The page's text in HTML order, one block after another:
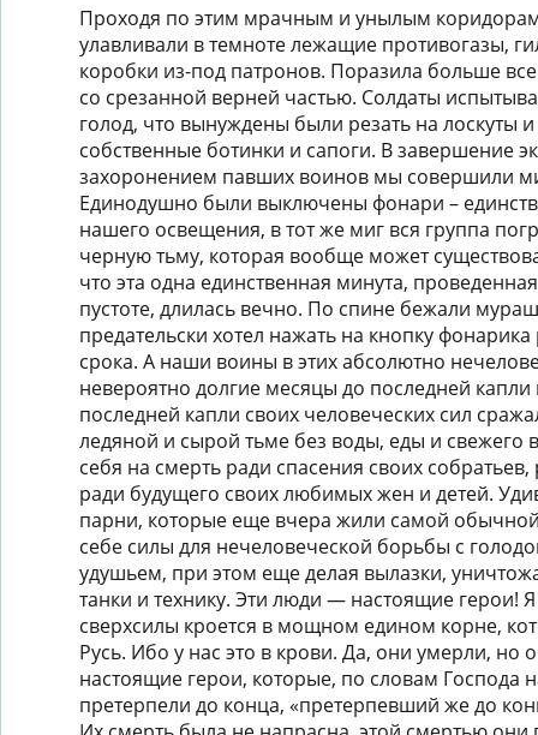
Проходя по этим мрачным и унылым
улавливали в темноте лежащие противогазы,
коробки из-под патронов. Поразила больше
со срезанной верней частью. Солдаты
голод, что вынуждены были резать на лоскуты
собственные ботинки и сапоги. В завершение
захоронением павших воинов мы совершили
Единодушно были выключены фонари –
нашего освещения, в тот же миг вся группа
черную тьму, которая вообще может
что эта одна единственная минута,
пустоте, длилась вечно. По спине бежали
предательски хотел нажать на кнопку
срока. А наши воины в этих абсолютно
невероятно долгие месяцы до последней
последней капли своих человеческих сил
ледяной и сырой тьме без воды, еды и свежего
себя на смерть ради спасения своих
ради будущего своих любимых жен и детей.
парни, которые еще вчера жили самой
себе силы для нечеловеческой борьбы с
удушьем, при этом еще делая вылазки,
танки и технику. Эти люди — настоящие герои!
сверхсилы кроется в мощном едином корне,
Русь. Ибо у нас это в крови. Да, они умерли, но
настоящие герои, которые, по словам Господа
претерпели до конца, «претерпевший же до